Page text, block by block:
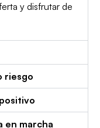
y disfrutar de
riesgo
en marcha